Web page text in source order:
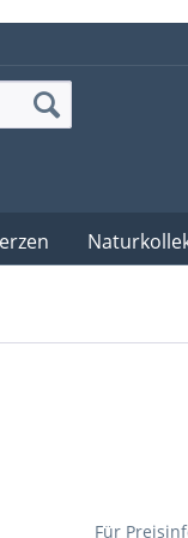
Für